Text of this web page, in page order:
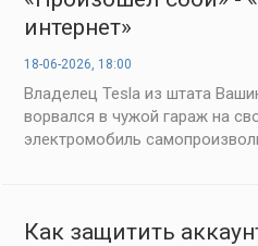
интернет»
18-06-2026, 18:00
Владелец Tesla из штата
ворвался в чужой гараж на
электромобиль
Как защитить